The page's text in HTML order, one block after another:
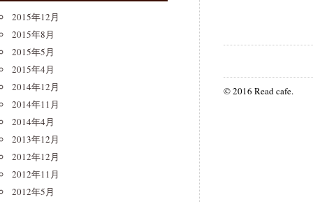
2015年12月
2015年8月
2015年5月
2015年4月
2014年12月
2014年11月
2014年4月
2013年12月
2012年12月
2012年11月
2012年5月
© 2016 Read cafe.